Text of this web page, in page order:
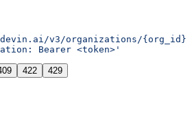
v3/organizations/{org_id}/
Bearer <token>'
422 429